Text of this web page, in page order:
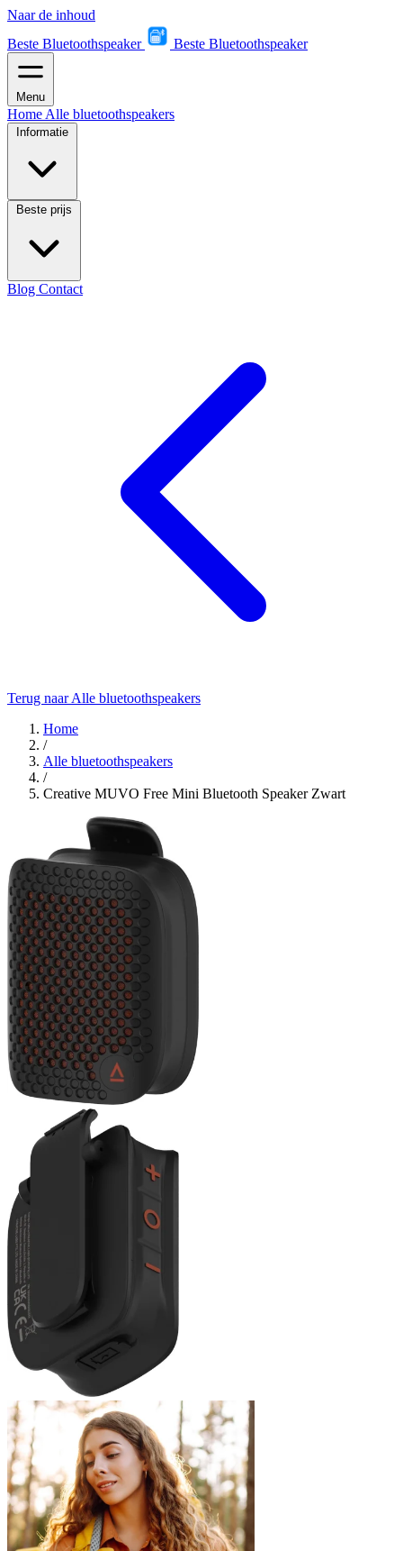
Naar de inhoud
Beste Bluetoothspeaker
Beste Bluetoothspeaker
Menu
Home Alle bluetoothspeakers
Informatie
Beste prijs
Blog Contact
Terug naar Alle bluetoothspeakers
Home
/
Alle bluetoothspeakers
/
Creative MUVO Free Mini Bluetooth Speaker Zwart